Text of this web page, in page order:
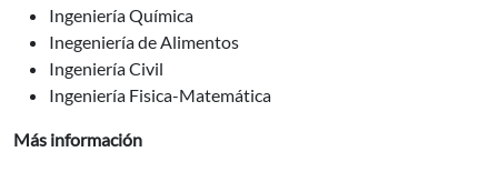
Ingeniería Química
Inegeniería de Alimentos
Ingeniería Civil
Ingeniería Fisica-Matemática
Más información